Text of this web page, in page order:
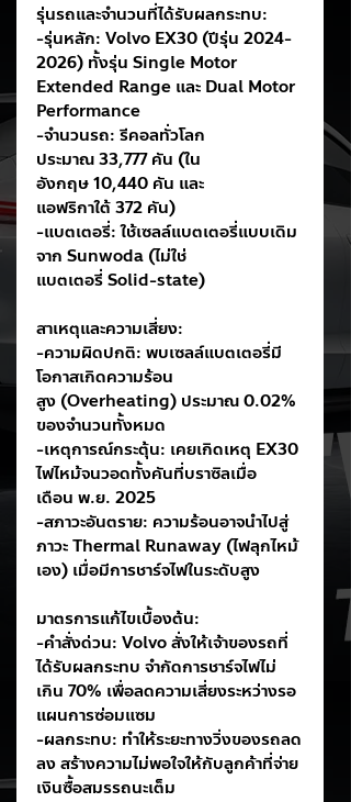
รุ่นรถและจำนวนที่ได้รับผลกระทบ:
-รุ่นหลัก: Volvo EX30 (ปีรุ่น 2024-
2026) ทั้งรุ่น Single Motor
Extended Range และ Dual Motor
Performance
-จำนวนรถ: รีคอลทั่วโลก
ประมาณ 33,777 คัน (ใน
อังกฤษ 10,440 คัน และ
แอฟริกาใต้ 372 คัน)
-แบตเตอรี่: ใช้เซลล์แบตเตอรี่แบบเดิม
จาก Sunwoda (ไม่ใช่
แบตเตอรี่ Solid-state)
สาเหตุและความเสี่ยง:
-ความผิดปกติ: พบเซลล์แบตเตอรี่มี
โอกาสเกิดความร้อน
สูง (Overheating) ประมาณ 0.02%
ของจำนวนทั้งหมด
-เหตุการณ์กระตุ้น: เคยเกิดเหตุ EX30
ไฟไหม้จนวอดทั้งคันที่บราซิลเมื่อ
เดือน พ.ย. 2025
-สภาวะอันตราย: ความร้อนอาจนำไปสู่
ภาวะ Thermal Runaway (ไฟลุกไหม้
เอง) เมื่อมีการชาร์จไฟในระดับสูง
มาตรการแก้ไขเบื้องต้น:
-คำสั่งด่วน: Volvo สั่งให้เจ้าของรถที่
ได้รับผลกระทบ จำกัดการชาร์จไฟไม่
เกิน 70% เพื่อลดความเสี่ยงระหว่างรอ
แผนการซ่อมแซม
-ผลกระทบ: ทำให้ระยะทางวิ่งของรถลด
ลง สร้างความไม่พอใจให้กับลูกค้าที่จ่าย
เงินซื้อสมรรถนะเต็ม